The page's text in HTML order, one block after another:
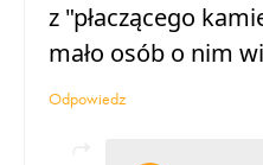
z "płaczącego
mało osób o nim
Odpowiedz